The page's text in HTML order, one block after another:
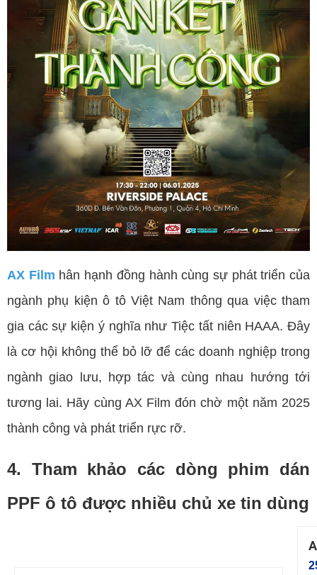
AX Film hân hạnh đồng hành cùng sự phát triển của
ngành phụ kiện ô tô Việt Nam thông qua việc tham
gia các sự kiện ý nghĩa như Tiệc tất niên HAAA. Đây
là cơ hội không thể bỏ lỡ để các doanh nghiệp trong
ngành giao lưu, hợp tác và cùng nhau hướng tới
tương lai. Hãy cùng AX Film đón chờ một năm 2025
thành công và phát triển rực rỡ.
4. Tham khảo các dòng phim dán
PPF ô tô được nhiều chủ xe tin dùng